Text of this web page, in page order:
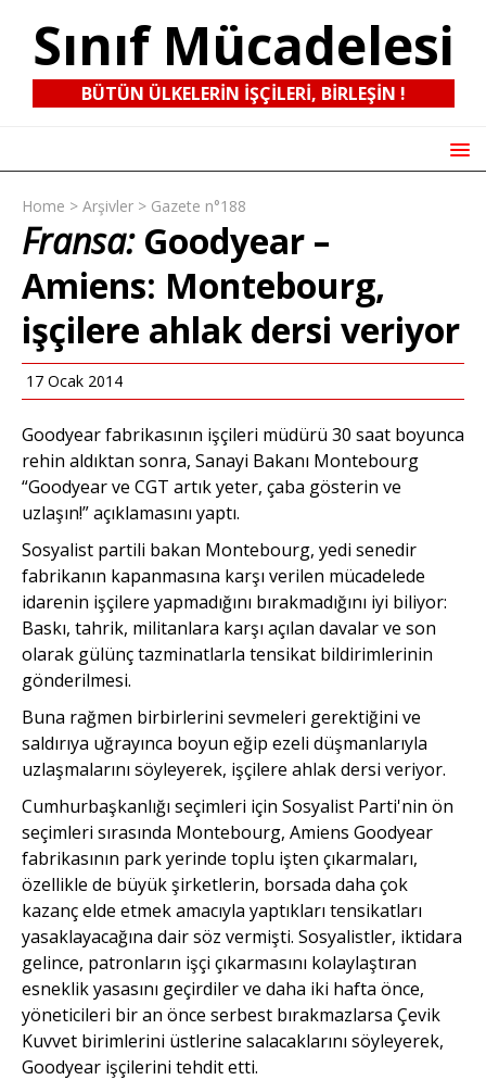
Sınıf Mücadelesi
BÜTÜN ÜLKELERIN IŞÇILERI, BIRLEŞIN !
Home > Arşivler > Gazete n°188
Fransa:Goodyear –
Amiens: Montebourg,
işçilere ahlak dersi veriyor
17 Ocak 2014
Goodyear fabrikasının işçileri müdürü 30 saat boyunca
rehin aldıktan sonra, Sanayi Bakanı Montebourg
“Goodyear ve CGT artık yeter, çaba gösterin ve
uzlaşın!” açıklamasını yaptı.
Sosyalist partili bakan Montebourg, yedi senedir
fabrikanın kapanmasına karşı verilen mücadelede
idarenin işçilere yapmadığını bırakmadığını iyi biliyor:
Baskı, tahrik, militanlara karşı açılan davalar ve son
olarak gülünç tazminatlarla tensikat bildirimlerinin
gönderilmesi.
Buna rağmen birbirlerini sevmeleri gerektiğini ve
saldırıya uğrayınca boyun eğip ezeli düşmanlarıyla
uzlaşmalarını söyleyerek, işçilere ahlak dersi veriyor.
Cumhurbaşkanlığı seçimleri için Sosyalist Parti'nin ön
seçimleri sırasında Montebourg, Amiens Goodyear
fabrikasının park yerinde toplu işten çıkarmaları,
özellikle de büyük şirketlerin, borsada daha çok
kazanç elde etmek amacıyla yaptıkları tensikatları
yasaklayacağına dair söz vermişti. Sosyalistler, iktidara
gelince, patronların işçi çıkarmasını kolaylaştıran
esneklik yasasını geçirdiler ve daha iki hafta önce,
yöneticileri bir an önce serbest bırakmazlarsa Çevik
Kuvvet birimlerini üstlerine salacaklarını söyleyerek,
Goodyear işçilerini tehdit etti.